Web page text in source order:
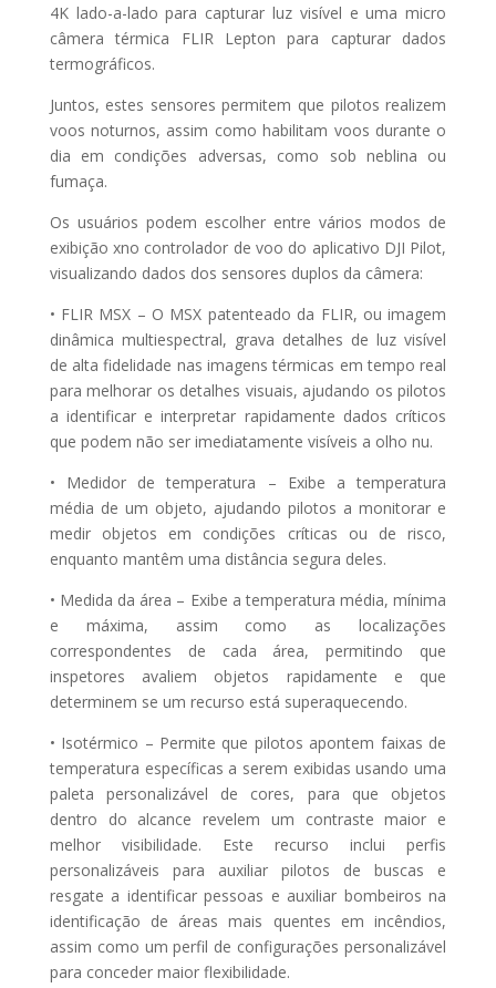
4K lado-a-lado para capturar luz visível e uma micro
câmera térmica FLIR Lepton para capturar dados
termográficos.
Juntos, estes sensores permitem que pilotos realizem
voos noturnos, assim como habilitam voos durante o
dia em condições adversas, como sob neblina ou
fumaça.
Os usuários podem escolher entre vários modos de
exibição xno controlador de voo do aplicativo DJI Pilot,
visualizando dados dos sensores duplos da câmera:
• FLIR MSX – O MSX patenteado da FLIR, ou imagem
dinâmica multiespectral, grava detalhes de luz visível
de alta fidelidade nas imagens térmicas em tempo real
para melhorar os detalhes visuais, ajudando os pilotos
a identificar e interpretar rapidamente dados críticos
que podem não ser imediatamente visíveis a olho nu.
• Medidor de temperatura – Exibe a temperatura
média de um objeto, ajudando pilotos a monitorar e
medir objetos em condições críticas ou de risco,
enquanto mantêm uma distância segura deles.
• Medida da área – Exibe a temperatura média, mínima
e máxima, assim como as localizações
correspondentes de cada área, permitindo que
inspetores avaliem objetos rapidamente e que
determinem se um recurso está superaquecendo.
• Isotérmico – Permite que pilotos apontem faixas de
temperatura específicas a serem exibidas usando uma
paleta personalizável de cores, para que objetos
dentro do alcance revelem um contraste maior e
melhor visibilidade. Este recurso inclui perfis
personalizáveis para auxiliar pilotos de buscas e
resgate a identificar pessoas e auxiliar bombeiros na
identificação de áreas mais quentes em incêndios,
assim como um perfil de configurações personalizável
para conceder maior flexibilidade.